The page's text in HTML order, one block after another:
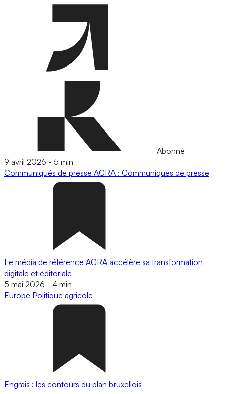
Abonné
9 avril 2026 - 5 min
Communiqués de presse AGRA : Communiqués de presse
Le média de référence AGRA accélère sa transformation
digitale et éditoriale
5 mai 2026 - 4 min
Europe Politique agricole
Engrais : les contours du plan bruxellois